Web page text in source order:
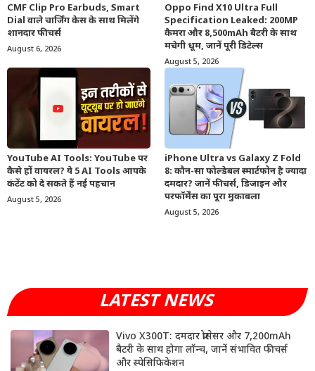
CMF Clip Pro Earbuds, Smart
Dial वाले चार्जिंग केस के साथ मिलेंगे
शानदार फीचर्स
August 6, 2026
Oppo Find X10 Ultra Full
Specification Leaked: 200MP
कैमरा और 8,500mAh बैटरी के साथ
मचेगी धूम, जानें पूरी डिटेल्स
August 5, 2026
YouTube AI Tools: YouTube पर
कैसे हों वायरल? ये 5 AI Tools आपके
कंटेंट को दे सकते हैं नई पहचान
August 5, 2026
iPhone Ultra vs Galaxy Z Fold
8: कौन-सा फोल्डेबल स्मार्टफोन है ज्यादा
दमदार? जानें फीचर्स, डिजाइन और
परफॉर्मेंस का पूरा मुकाबला
August 5, 2026
LATEST NEWS
Vivo X300T: दमदार प्रोसेसर और 7,200mAh
बैटरी के साथ होगा लॉन्च, जानें संभावित फीचर्स
और स्पेसिफिकेशन